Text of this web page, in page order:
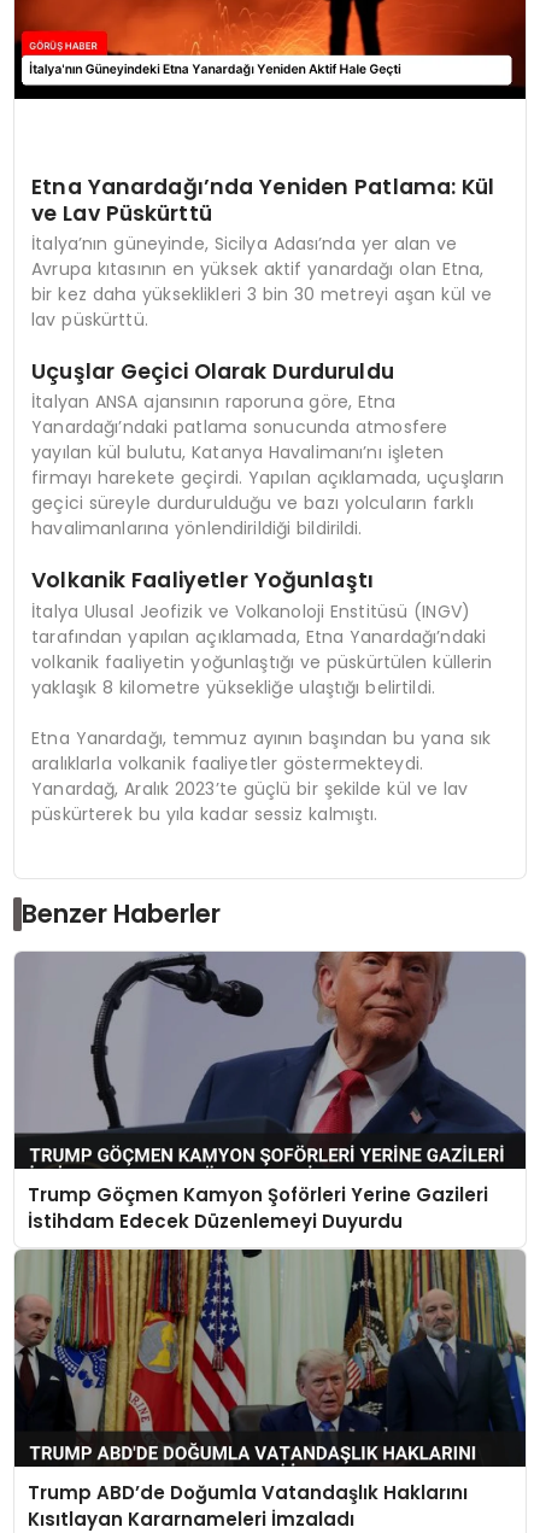
Etna Yanardağı’nda Yeniden Patlama: Kül
ve Lav Püskürttü
İtalya’nın güneyinde, Sicilya Adası’nda yer alan ve
Avrupa kıtasının en yüksek aktif yanardağı olan Etna,
bir kez daha yükseklikleri 3 bin 30 metreyi aşan kül ve
lav püskürttü.
Uçuşlar Geçici Olarak Durduruldu
İtalyan ANSA ajansının raporuna göre, Etna
Yanardağı’ndaki patlama sonucunda atmosfere
yayılan kül bulutu, Katanya Havalimanı’nı işleten
firmayı harekete geçirdi. Yapılan açıklamada, uçuşların
geçici süreyle durdurulduğu ve bazı yolcuların farklı
havalimanlarına yönlendirildiği bildirildi.
Volkanik Faaliyetler Yoğunlaştı
İtalya Ulusal Jeofizik ve Volkanoloji Enstitüsü (INGV)
tarafından yapılan açıklamada, Etna Yanardağı’ndaki
volkanik faaliyetin yoğunlaştığı ve püskürtülen küllerin
yaklaşık 8 kilometre yüksekliğe ulaştığı belirtildi.
Etna Yanardağı, temmuz ayının başından bu yana sık
aralıklarla volkanik faaliyetler göstermekteydi.
Yanardağ, Aralık 2023’te güçlü bir şekilde kül ve lav
püskürterek bu yıla kadar sessiz kalmıştı.
Benzer Haberler
Trump Göçmen Kamyon Şoförleri Yerine Gazileri
İstihdam Edecek Düzenlemeyi Duyurdu
Trump ABD’de Doğumla Vatandaşlık Haklarını
Kısıtlayan Kararnameleri İmzaladı